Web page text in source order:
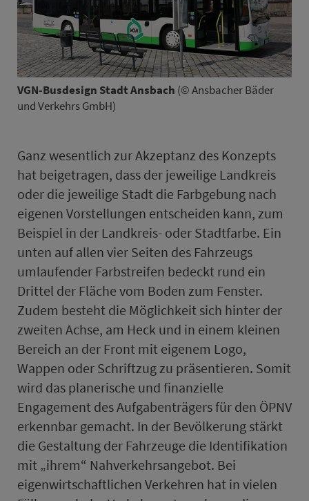
VGN-Busdesign Stadt Ans­bach (© Ans­bacher Bäder
und Verkehrs GmbH)
Ganz wesentlich zur Akzeptanz des Konzepts
hat beigetragen, dass der jeweilige Land­kreis
oder die jeweilige Stadt die Farbgebung nach
eigenen Vor­stel­lungen entscheiden kann, zum
Beispiel in der Land­kreis- oder Stadtfarbe. Ein
unten auf allen vier Seiten des Fahr­zeugs
umlaufender Farbstreifen bedeckt rund ein
Drittel der Fläche vom Boden zum Fenster.
Zudem besteht die Möglichkeit sich hinter der
zweiten Achse, am Heck und in einem kleinen
Bereich an der Front mit eigenem Logo,
Wappen oder Schriftzug zu präsentieren. Somit
wird das planerische und finanzielle
Engagement des Auf­ga­ben­trägers für den ÖPNV
erkennbar gemacht. In der Bevölkerung stärkt
die Gestaltung der Fahr­zeuge die Identifikation
mit „ihrem“ Nah­ver­kehrs­an­ge­bot. Bei
eigenwirt­schaft­lichen Ver­keh­ren hat in vielen